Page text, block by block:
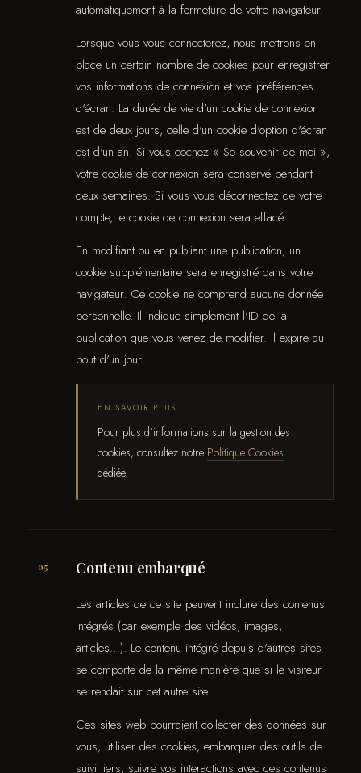
automatiquement à la fermeture de votre navigateur.
Lorsque vous vous connecterez, nous mettrons en
place un certain nombre de cookies pour enregistrer
vos informations de connexion et vos préférences
d'écran. La durée de vie d'un cookie de connexion
est de deux jours, celle d'un cookie d'option d'écran
est d'un an. Si vous cochez « Se souvenir de moi »,
votre cookie de connexion sera conservé pendant
deux semaines. Si vous vous déconnectez de votre
compte, le cookie de connexion sera effacé.
En modifiant ou en publiant une publication, un
cookie supplémentaire sera enregistré dans votre
navigateur. Ce cookie ne comprend aucune donnée
personnelle. Il indique simplement l'ID de la
publication que vous venez de modifier. Il expire au
bout d'un jour.
EN SAVOIR PLUS
Pour plus d'informations sur la gestion des
cookies, consultez notre Politique Cookies
dédiée.
05 Contenu embarqué
Les articles de ce site peuvent inclure des contenus
intégrés (par exemple des vidéos, images,
articles…). Le contenu intégré depuis d'autres sites
se comporte de la même manière que si le visiteur
se rendait sur cet autre site.
Ces sites web pourraient collecter des données sur
vous, utiliser des cookies, embarquer des outils de
suivi tiers, suivre vos interactions avec ces contenus